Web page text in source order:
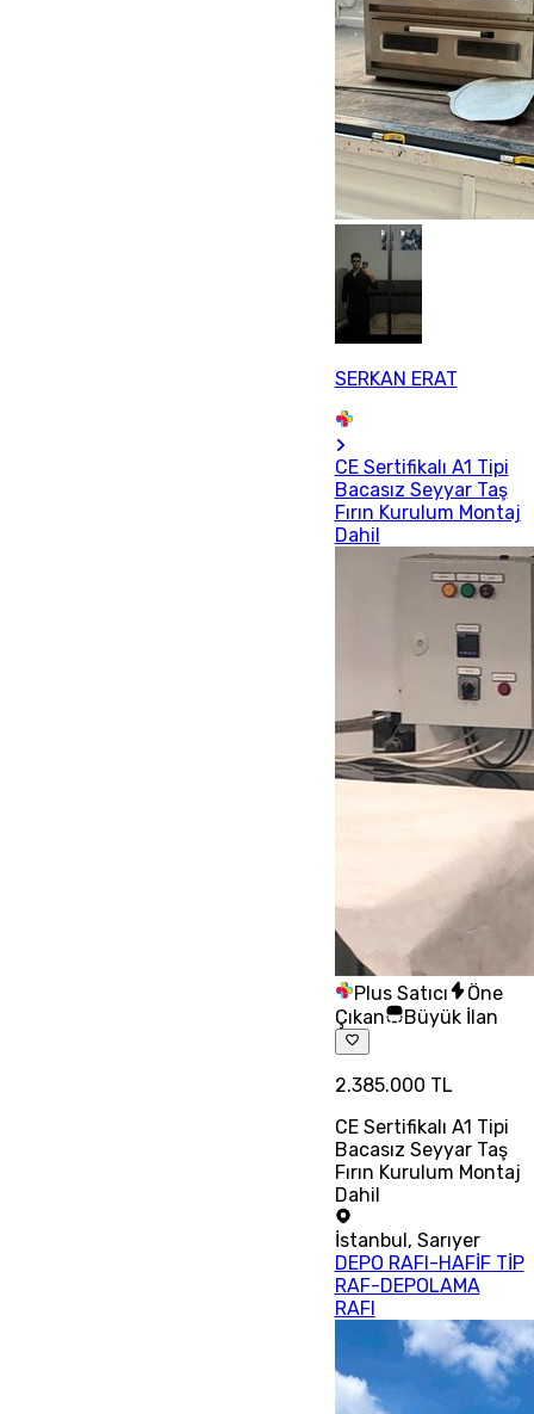
SERKAN ERAT
CE Sertifikalı A1 Tipi
Bacasız Seyyar Taş
Fırın Kurulum Montaj
Dahil
Plus Satıcı
Öne
Çıkan
Büyük İlan
2.385.000 TL
CE Sertifikalı A1 Tipi
Bacasız Seyyar Taş
Fırın Kurulum Montaj
Dahil
İstanbul , Sarıyer
DEPO RAFI-HAFİF TİP
RAF-DEPOLAMA
RAFI